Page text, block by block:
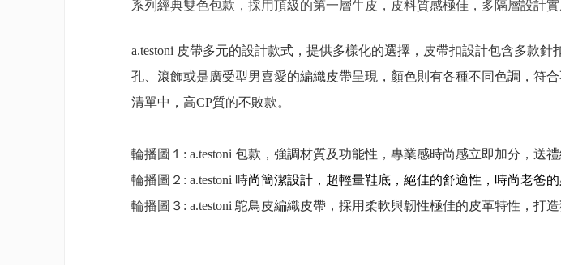
系列經典雙色包款，採用頂級的第一層牛皮，皮料質感極佳，多隔層設計
a.testoni 皮帶多元的設計款式，提供多樣化的選擇，皮帶扣設計包含多款
孔、滾飾或是廣受型男喜愛的編織皮帶呈現，顏色則有各種不同色調，符
清單中，高CP質的不敗款。
輪播圖１: a.testoni 包款，強調材質及功能性，專業感時尚感立即加分，送禮
輪播圖２ : a.testoni 時尚簡潔設計， 超輕量鞋底，絕佳的舒適性，時尚老爸的
輪播圖３ : a.testoni 鴕鳥皮編織皮帶，採用柔軟與韌性極佳的皮革特性，打造